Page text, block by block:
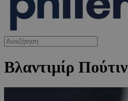
Βλαντιμίρ Πούτιν